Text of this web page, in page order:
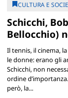
CULTURA E
Schicchi,
Bellocchio)
Il tennis, il cinema,
le donne: erano gli
Schicchi, non
ordine
però, la...